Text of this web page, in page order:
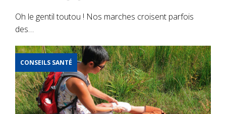
Oh le gentil toutou ! Nos marches croisent parfois
des…
CONSEILS SANTÉ